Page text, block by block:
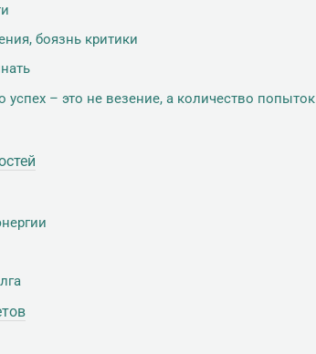
боязнь критики
успех – это не везение, а количество попыток